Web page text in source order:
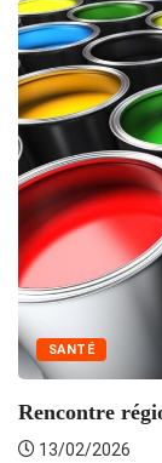
SANTÉ
Rencontre
13/02/2026